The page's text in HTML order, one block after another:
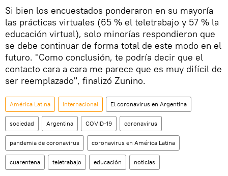
Si bien los encuestados ponderaron en su mayoría
las prácticas virtuales (65 % el teletrabajo y 57 % la
educación virtual), solo minorías respondieron que
se debe continuar de forma total de este modo en el
futuro. "Como conclusión, te podría decir que el
contacto cara a cara me parece que es muy difícil de
ser reemplazado", finalizó Zunino.
América Latina Internacional El coronavirus en Argentina
sociedad Argentina COVID-19 coronavirus
pandemia de coronavirus coronavirus en América Latina
cuarentena teletrabajo educación noticias